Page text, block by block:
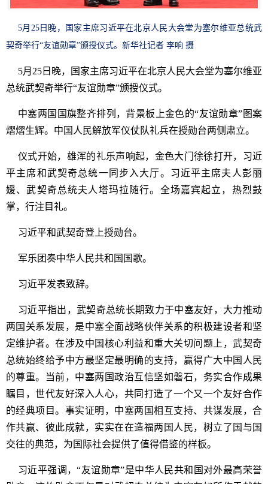
5月25日晚，国家主席习近平在北京人民大会堂为塞尔维亚总统武
契奇举行“友谊勋章”颁授仪式。新华社记者 李响 摄
5月25日晚，国家主席习近平在北京人民大会堂为塞尔维亚
总统武契奇举行“友谊勋章”颁授仪式。
中塞两国国旗整齐排列，背景板上金色的“友谊勋章”图案
熠熠生辉。中国人民解放军仪仗队礼兵在授勋台两侧肃立。
仪式开始，雄浑的礼乐声响起，金色大门徐徐打开，习近
平主席和武契奇总统一同步入大厅。习近平主席夫人彭丽
媛、武契奇总统夫人塔玛拉随行。全场嘉宾起立，热烈鼓
掌，行注目礼。
习近平和武契奇登上授勋台。
军乐团奏中华人民共和国国歌。
习近平发表致辞。
习近平指出，武契奇总统长期致力于中塞友好，大力推动
两国关系发展，是中塞全面战略伙伴关系的积极建设者和坚
定维护者。在涉及中国核心利益和重大关切问题上，武契奇
总统始终给予中方最坚定最明确的支持，赢得广大中国人民
的尊重。当前，中塞两国政治互信坚如磐石，务实合作成果
瞩目，世代友好深入人心，共同打造了一个又一个友好合作
的经典项目。事实证明，中塞两国相互支持、共谋发展，合
作共赢、彼此成就，实实在在造福两国人民，树立了国与国
交往的典范，为国际社会提供了值得借鉴的样板。
习近平强调，“友谊勋章”是中华人民共和国对外最高荣誉